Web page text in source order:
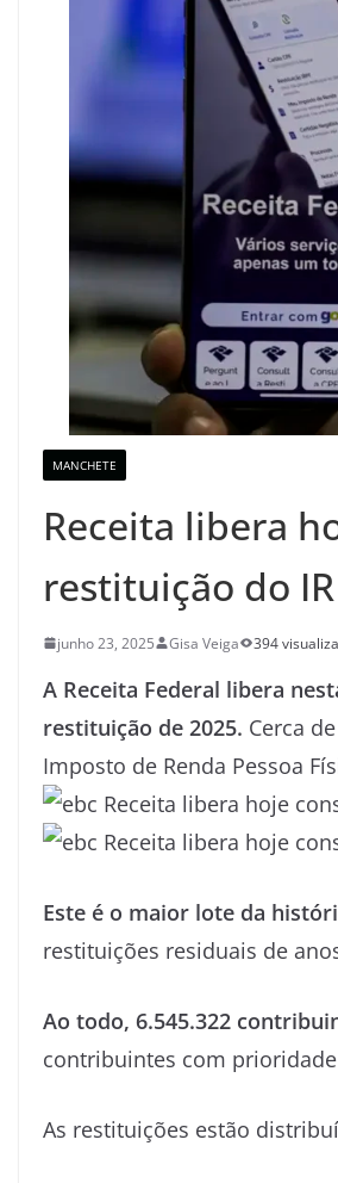
MANCHETE
Receita libera
restituição do IR
junho 23, 2025 Gisa Veiga 394
A Receita Federal libera
restituição de 2025. Cerca
Imposto de Renda Pessoa
Este é o maior lote da
restituições residuais de
Ao todo, 6.545.322
contribuintes com
As restituições estão